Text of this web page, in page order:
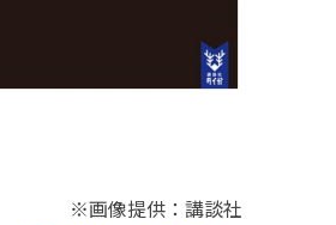
※画像提供：講談社